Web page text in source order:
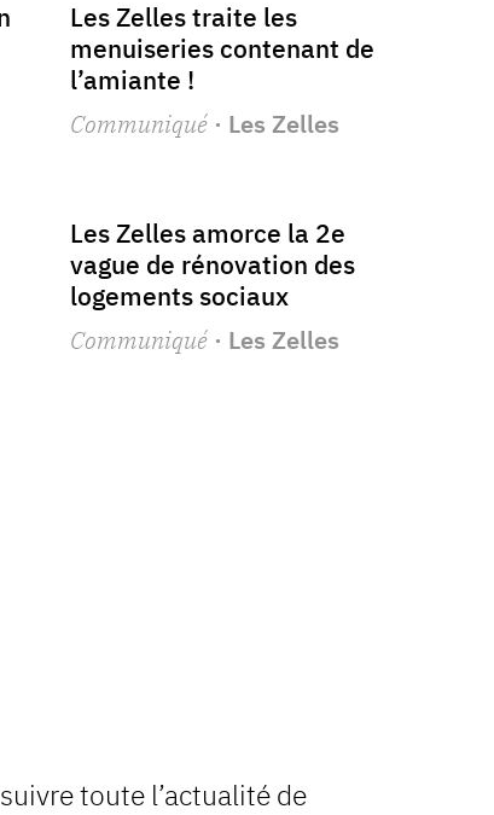
Les Zelles traite les
menuiseries contenant de
l’amiante !
Communiqué· Les Zelles
Les Zelles amorce la 2e
vague de rénovation des
logements sociaux
Communiqué· Les Zelles
toute l’actualité de